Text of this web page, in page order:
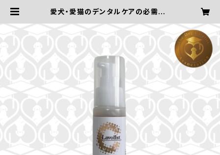
愛犬・愛猫のデンタルケアの必需品！